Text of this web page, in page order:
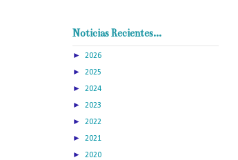
Noticias Recientes...
► 2026
► 2025
► 2024
► 2023
► 2022
► 2021
► 2020